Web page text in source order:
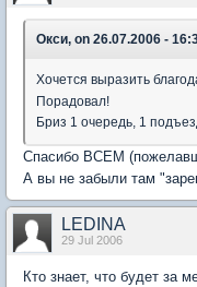
Окси, on 26.07.2006 -
Хочется выразить
Порадовал!
Бриз 1 очередь, 1
Спасибо ВСЕМ
А вы не забыли там
LEDINA
29 Jul 2006
Кто знает, что будет за